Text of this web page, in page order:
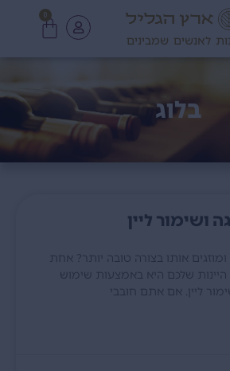
לאנשים שמבינים
0
בלוג
ושימור ליין
ומוזגים אותו בצורה טובה יותר? אחת
שלכם היא באמצעות שימוש
ליין. אם אתם חובבי